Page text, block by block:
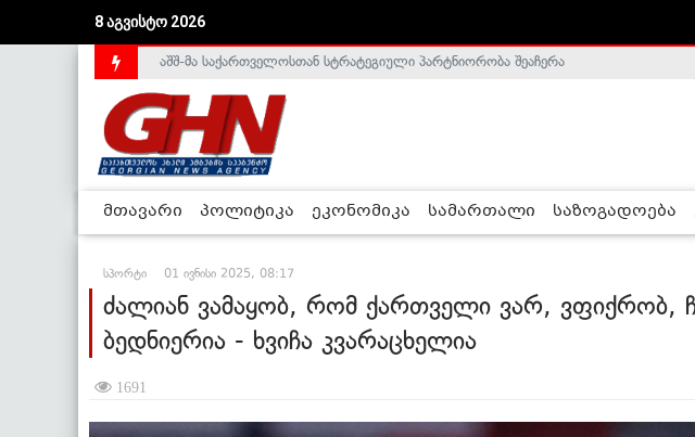
8 აგვისტო 2026
საქართველოს დე-ფაქტო მთავრობა არალეგიტიმურია - ჰელსინკის კომისია
მთავარი პოლიტიკა ეკონომიკა სამართალი საზოგადოება
სპორტი 01 ივნისი 2025, 08:17
ძალიან ვამაყობ, რომ ქართველი ვარ, ვფიქრობ,
ბედნიერია - ხვიჩა კვარაცხელია
1691